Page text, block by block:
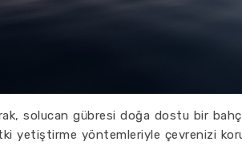
solucan gübresi doğa dostu bir
yetiştirme yöntemleriyle çevrenizi